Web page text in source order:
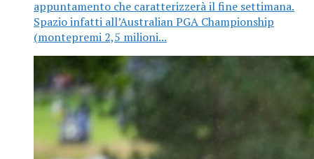
appuntamento che caratterizzerà il fine settimana.
Spazio infatti all’Australian PGA Championship
(montepremi 2,5 milioni...